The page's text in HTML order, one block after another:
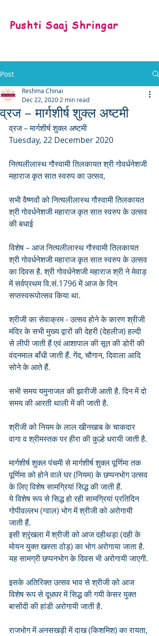
Pushti Saaj Shringar
Post
व्रज – मार्गशीर्ष शुक्ल अष्टमी
Reshma Chinai
Dec 22, 2020 2 min read
व्रज – मार्गशीर्ष शुक्ल अष्टमी
Tuesday, 22 December 2020
नित्यलीलास्थ गौस्वामी तिलकायत श्री गोवर्धनेशजी
महाराज कृत सात स्वरुप का उत्सव,
सभी वैष्णवों को नित्यलीलास्थ गौस्वामी तिलकायत
श्री गोवर्धनेशजी महाराज कृत सात स्वरुप के उत्सव
की बधाई
विशेष – आज नित्यलीलास्थ गौस्वामी तिलकायत
श्री गोवर्धनेशजी महाराज कृत सात स्वरुप के उत्सव
का दिवस है. श्री गोवर्धनेशजी महाराज श्री ने मेवाड़
में सर्वप्रथम वि.सं.1796 में आज के दिन
सप्तस्वरूपोत्सव किया था.
श्रीजी का सेवाक्रम - उत्सव होने के कारण श्रीजी
मंदिर के सभी मुख्य द्वारों की देहरी (देहलीज) हल्दी
से लीपी जाती हैं एवं आशापाल की सूत की डोरी की
वंदनमाल बाँधी जाती हैं. गेंद, चौगान, दिवाला आदि
सोने के आते हैं.
सभी समय यमुनाजल की झारीजी आती है. दिन में दो
समय की आरती थाली में की जाती है.
श्रीजी को नियम के लाल खीनखाब के चाकदार
वागा व श्रीमस्तक पर हीरा की कुल्हे धरायी जाती है.
मार्गशीर्ष शुक्ल पंचमी से मार्गशीर्ष शुक्ल पूर्णिमा तक
पूर्णिमा को होने वाले घर (नियम) के छप्पनभोग उत्सव
के लिए विशेष सामग्रियां सिद्ध की जाती हैं.
ये विशेष रूप से सिद्ध हो रही सामग्रियां प्रतिदिन
गोपीवल्लभ (ग्वाल) भोग में श्रीजी को अरोगायी
जाती हैं.
इसी श्रृंखला में श्रीजी को आज दहीथड़ा (दही के
मोयन युक्त खस्ता ठोड़) का भोग अरोगाया जाता है.
यह सामग्री छप्पनभोग के दिवस भी अरोगायी जाएगी.
इसके अतिरिक्त उत्सव भाव से श्रीजी को आज
विशेष रूप से दूधघर में सिद्ध की गयी केसर युक्त
बासोंदी की हांडी अरोगायी जाती है.
राजभोग में अनसखड़ी में दाख (किशमिश) का रायता,